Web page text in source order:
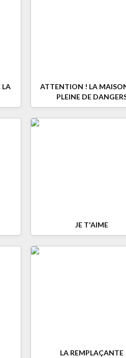
LA
ATTENTION ! LA
PLEINE DE
JE T'AIME
LA REMPLAÇANTE